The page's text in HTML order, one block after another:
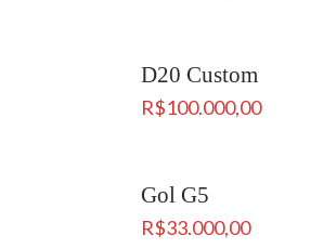
D20 Custom
R$100.000,00
Gol G5
R$33.000,00